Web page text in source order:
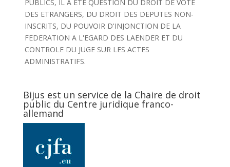
PUBLICS, IL A ETE QUESTION DU DROIT DE VOTE
DES ETRANGERS, DU DROIT DES DEPUTES NON-
INSCRITS, DU POUVOIR D'INJONCTION DE LA
FEDERATION A L'EGARD DES LAENDER ET DU
CONTROLE DU JUGE SUR LES ACTES
ADMINISTRATIFS.
Bijus est un service de la Chaire de droit
public du Centre juridique franco-
allemand